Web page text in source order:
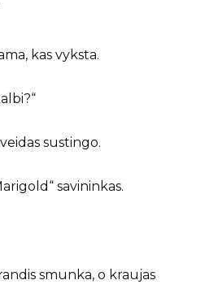
kas vyksta.
sustingo.
savininkas.
smunka, o kraujas